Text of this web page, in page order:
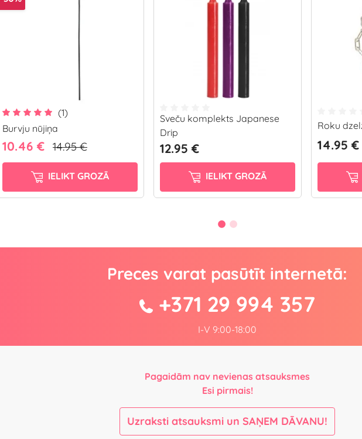
(1)
Burvju nūjiņa
10.46 € 14.95 €
IELIKT GROZĀ
Sveču komplekts Japanese
Drip
12.95 €
IELIKT GROZĀ
Roku
14.95 €
Preces varat pasūtīt internetā:
+371 29 994 357
I-V 9:00-18:00
Pagaidām nav nevienas atsauksmes
Esi pirmais!
Uzraksti atsauksmi un SAŅEM DĀVANU!